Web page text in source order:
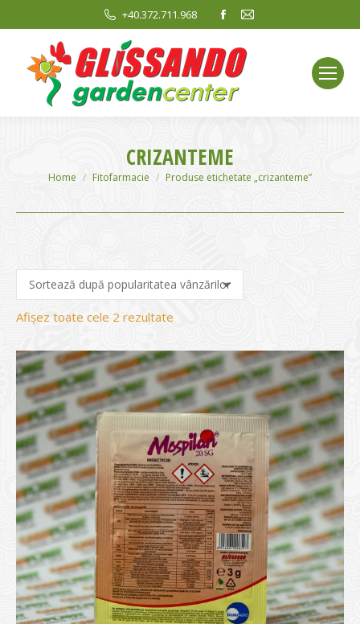
+40.372.711.968
Facebook
opens
in
new
window
Mail
window
CRIZANTEME
You are here:
Home Fitofarmacie Produse etichetate „crizanteme”
Afișez toate cele 2 rezultate
evaluarea
medie